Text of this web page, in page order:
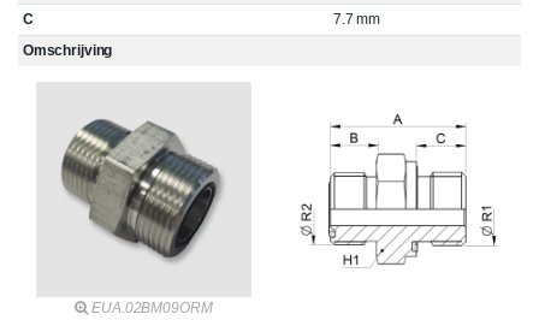
C
7.7 mm
Omschrijving
EUA.02BM09ORM